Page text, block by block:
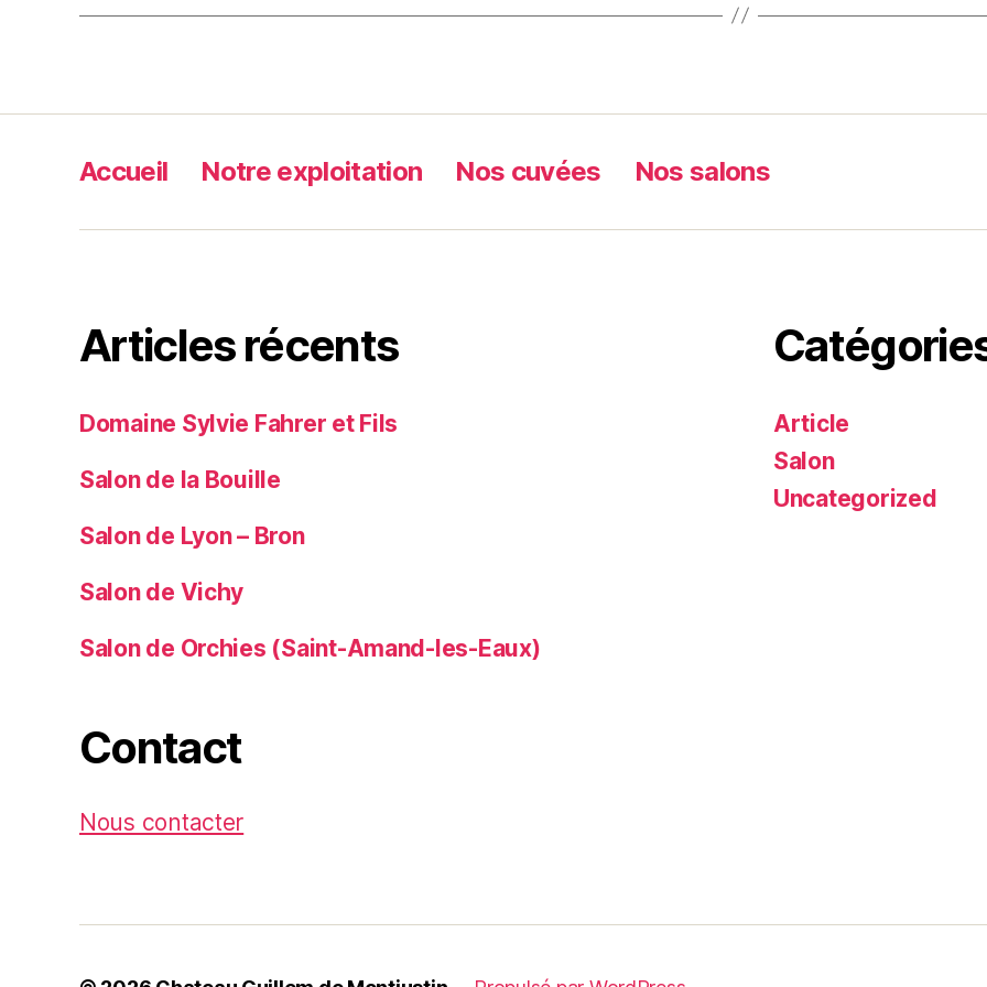
Accueil Notre exploitation Nos cuvées Nos salons
Articles récents
Domaine Sylvie Fahrer et Fils
Salon de la Bouille
Salon de Lyon – Bron
Salon de Vichy
Salon de Orchies (Saint-Amand-les-Eaux)
Contact
Nous contacter
Article
Salon
Uncategorized